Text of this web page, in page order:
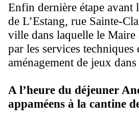
Enfin dernière étape avant
de L’Estang, rue Sainte-
ville dans laquelle le Maire
par les services
aménagement de jeux
A l’heure du déjeuner
appaméens à la cantine